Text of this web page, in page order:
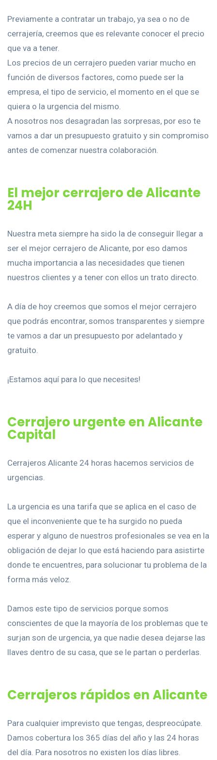
Previamente a contratar un trabajo, ya sea o no de
cerrajería, creemos que es relevante conocer el precio
que va a tener.
Los precios de un cerrajero pueden variar mucho en
función de diversos factores, como puede ser la
empresa, el tipo de servicio, el momento en el que se
quiera o la urgencia del mismo.
A nosotros nos desagradan las sorpresas, por eso te
vamos a dar un presupuesto gratuito y sin compromiso
antes de comenzar nuestra colaboración.
El mejor cerrajero de Alicante
24H
Nuestra meta siempre ha sido la de conseguir llegar a
ser el mejor cerrajero de Alicante, por eso damos
mucha importancia a las necesidades que tienen
nuestros clientes y a tener con ellos un trato directo.
A día de hoy creemos que somos el mejor cerrajero
que podrás encontrar, somos transparentes y siempre
te vamos a dar un presupuesto por adelantado y
gratuito.
¡Estamos aquí para lo que necesites!
Cerrajero urgente en Alicante
Capital
Cerrajeros Alicante 24 horas hacemos servicios de
urgencias.
La urgencia es una tarifa que se aplica en el caso de
que el inconveniente que te ha surgido no pueda
esperar y alguno de nuestros profesionales se vea en la
obligación de dejar lo que está haciendo para asistirte
donde te encuentres, para solucionar tu problema de la
forma más veloz.
Damos este tipo de servicios porque somos
conscientes de que la mayoría de los problemas que te
surjan son de urgencia, ya que nadie desea dejarse las
llaves dentro de su casa, que se le partan o perderlas.
Cerrajeros rápidos en Alicante
Para cualquier imprevisto que tengas, despreocúpate.
Damos cobertura los 365 días del año y las 24 horas
del día. Para nosotros no existen los días libres.